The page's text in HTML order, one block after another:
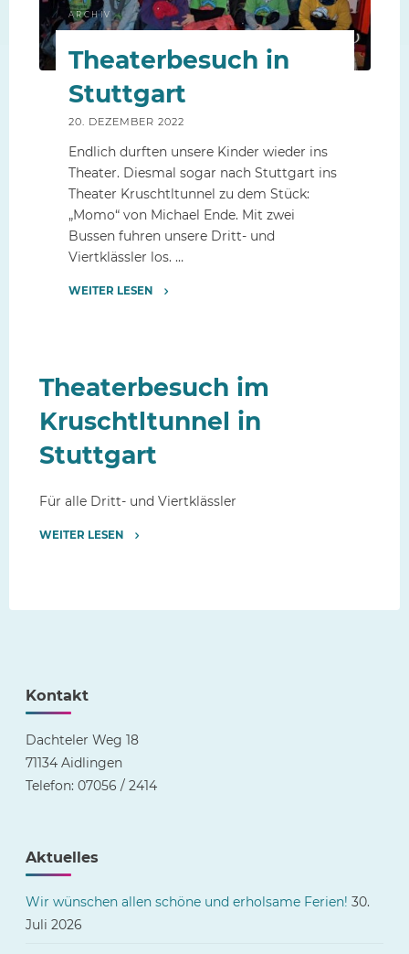
ARCHIV
Theaterbesuch in
Stuttgart
20. DEZEMBER 2022
Endlich durften unsere Kinder wieder ins
Theater. Diesmal sogar nach Stuttgart ins
Theater Kruschtltunnel zu dem Stück:
„Momo“ von Michael Ende. Mit zwei
Bussen fuhren unsere Dritt- und
Viertklässler los. …
WEITER LESEN
Theaterbesuch im
Kruschtltunnel in
Stuttgart
Für alle Dritt- und Viertklässler
WEITER LESEN
Kontakt
Dachteler Weg 18
71134 Aidlingen
Telefon: 07056 / 2414
Aktuelles
Wir wünschen allen schöne und erholsame Ferien! 30.
Juli 2026